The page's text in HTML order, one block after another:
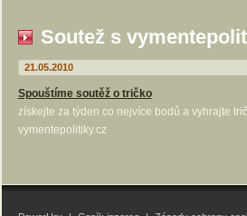
Soutež s
21.05.2010
Spouštíme soutěž o tričko
získejte za týden co nejvíce bodů a vyhrajte
vymentepolitiky.cz